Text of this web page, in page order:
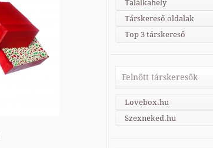
Találkahely
Társkereső oldalak
Top 3 társkereső
Felnőtt társkeresők
Lovebox.hu
Szexneked.hu